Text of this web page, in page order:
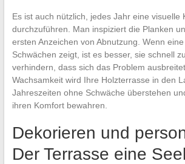
Es ist auch nützlich, jedes Jahr eine visuelle
durchzuführen. Man inspiziert die Planken
ersten Anzeichen von Abnutzung. Wenn
Schwächen zeigt, ist es besser, sie schnell
verhindern, dass sich das Problem
Wachsamkeit wird Ihre Holzterrasse in den
Jahreszeiten ohne Schwäche überstehen
ihren Komfort bewahren.
Dekorieren und
Der Terrasse eine